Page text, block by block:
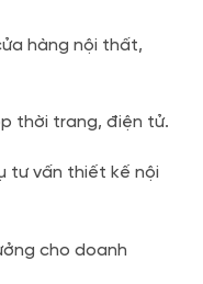
hàng nội thất,
thời trang, điện tử.
tư vấn thiết kế nội
cho doanh